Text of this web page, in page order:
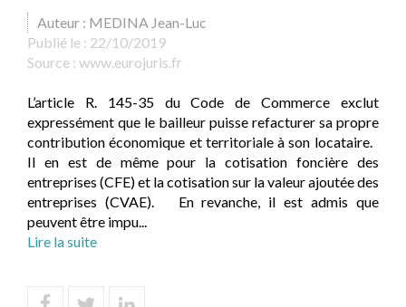
Auteur : MEDINA Jean-Luc
Publié le : 22/10/2019
Source : www.eurojuris.fr
L’article R. 145-35 du Code de Commerce exclut
expressément que le bailleur puisse refacturer sa propre
contribution économique et territoriale à son locataire.
Il en est de même pour la cotisation foncière des
entreprises (CFE) et la cotisation sur la valeur ajoutée des
entreprises (CVAE). En revanche, il est admis que
peuvent être impu...
Lire la suite